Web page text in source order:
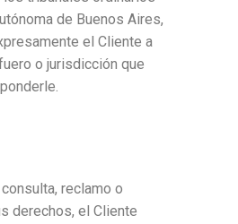
de Buenos Aires,
el Cliente a
o jurisdicción que
reclamo o
derechos, el Cliente